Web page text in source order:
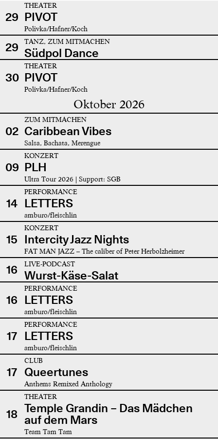
29
THEATER
PIVOT
Polivka/Hafner/Koch
29 TANZ, ZUM MITMACHEN
Südpol Dance
30
THEATER
PIVOT
Polivka/Hafner/Koch
Oktober 2026
02
ZUM MITMACHEN
Caribbean Vibes
Salsa, Bachata, Merengue
09
KONZERT
PLH
Ultra Tour 2026 | Support: SGB
14
PERFORMANCE
LETTERS
amburo/fleischlin
15
KONZERT
Intercity Jazz Nights
FAT MAN JAZZ – The caliber of Peter Herbolzheimer
16 LIVE-PODCAST
Wurst-Käse-Salat
16
PERFORMANCE
LETTERS
amburo/fleischlin
17
PERFORMANCE
LETTERS
amburo/fleischlin
17
CLUB
Queertunes
Anthems Remixed Anthology
18
THEATER
Temple Grandin – Das Mädchen
auf dem Mars
Team Tam Tam